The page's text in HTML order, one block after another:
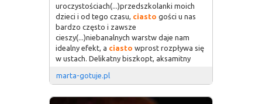
uroczystościach(...)przedszkolanki moich
dzieci i od tego czasu, ciasto gości u nas
bardzo często i zawsze
cieszy(...)niebanalnych warstw daje nam
idealny efekt, a ciasto wprost rozpływa się
w ustach. Delikatny biszkopt, aksamitny
marta-gotuje.pl